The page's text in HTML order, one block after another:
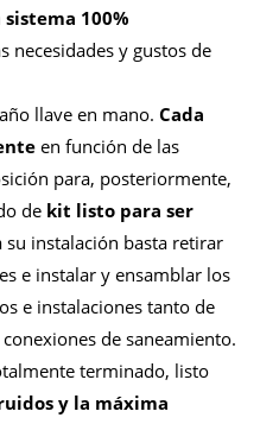
sistema 100%
necesidades y gustos de
llave en mano. Cada
en función de las
para, posteriormente,
de kit listo para ser
su instalación basta retirar
e instalar y ensamblar los
e instalaciones tanto de
de saneamiento.
terminado, listo
y la máxima